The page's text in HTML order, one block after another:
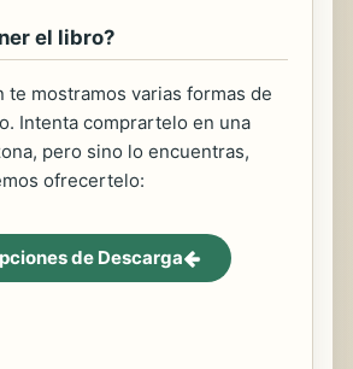
el libro?
te mostramos varias formas de
Intenta comprartelo en una
pero sino lo encuentras,
ofrecertelo:
de Descarga